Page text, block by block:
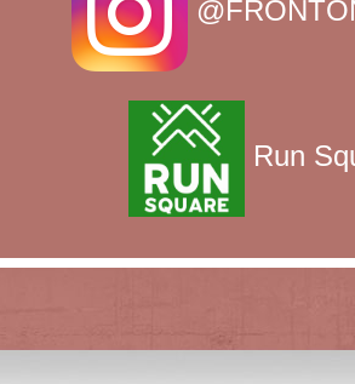
Run